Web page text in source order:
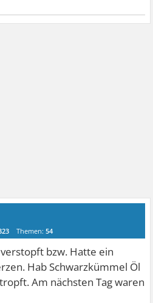
Themen:54
bzw. Hatte ein
Hab Schwarzkümmel Öl
Am nächsten Tag waren